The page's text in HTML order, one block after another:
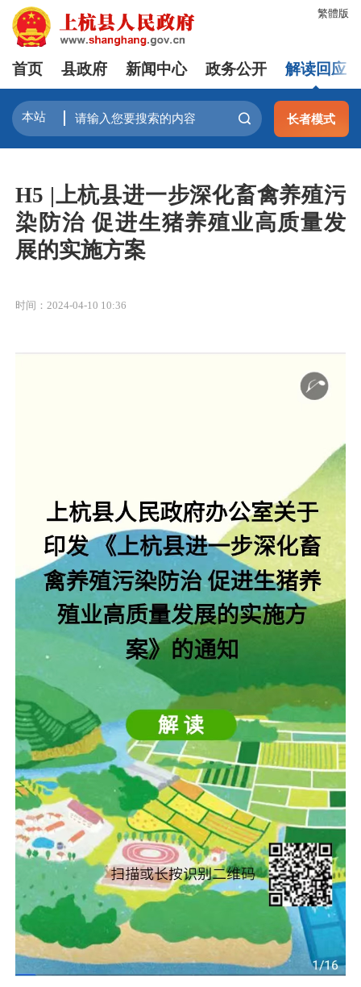
繁體版
首页 县政府 新闻中心 政务公开 解读回应
长者模式
H5 |上杭县进一步深化畜禽养殖污
染防治 促进生猪养殖业高质量发
展的实施方案
时间：2024-04-10 10:36